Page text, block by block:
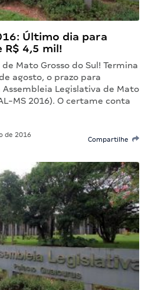
Último dia para
R$ 4,5 mil!
Mato Grosso do Sul! Termina
agosto, o prazo para
Legislativa de Mato
MS 2016). O certame conta
de 2016
Compartilhe